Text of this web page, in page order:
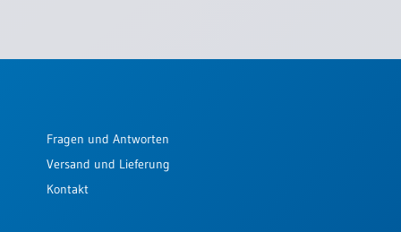
Fragen und Antworten
Versand und Lieferung
Kontakt